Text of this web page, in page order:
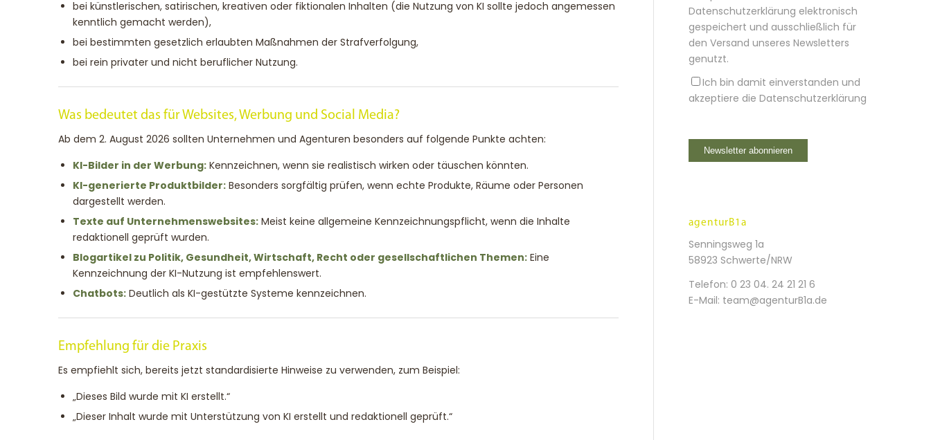
bei künstlerischen, satirischen, kreativen oder fiktionalen Inhalten (die Nutzung von KI sollte jedoch angemessen
kenntlich gemacht werden),
bei bestimmten gesetzlich erlaubten Maßnahmen der Strafverfolgung,
bei rein privater und nicht beruflicher Nutzung.
Was bedeutet das für Websites, Werbung und Social Media?
Ab dem 2. August 2026 sollten Unternehmen und Agenturen besonders auf folgende Punkte achten:
KI-Bilder in der Werbung:Kennzeichnen, wenn sie realistisch wirken oder täuschen könnten.
KI-generierte Produktbilder:Besonders sorgfältig prüfen, wenn echte Produkte, Räume oder Personen
dargestellt werden.
Texte auf Unternehmenswebsites:Meist keine allgemeine Kennzeichnungspflicht, wenn die Inhalte
redaktionell geprüft wurden.
Blogartikel zu Politik, Gesundheit, Wirtschaft, Recht oder gesellschaftlichen Themen:Eine
Kennzeichnung der KI-Nutzung ist empfehlenswert.
Chatbots:Deutlich als KI-gestützte Systeme kennzeichnen.
Empfehlung für die Praxis
Es empfiehlt sich, bereits jetzt standardisierte Hinweise zu verwenden, zum Beispiel:
„Dieses Bild wurde mit KI erstellt.“
„Dieser Inhalt wurde mit Unterstützung von KI erstellt und redaktionell geprüft.“
Datenschutzerklärung elektronisch
gespeichert und ausschließlich für
den Versand unseres Newsletters
genutzt.
Ich bin damit einverstanden und
akzeptiere die Datenschutzerklärung
agenturB1a
Senningsweg 1a
58923 Schwerte/NRW
Telefon: 0 23 04. 24 21 21 6
E-Mail: team@agenturB1a.de